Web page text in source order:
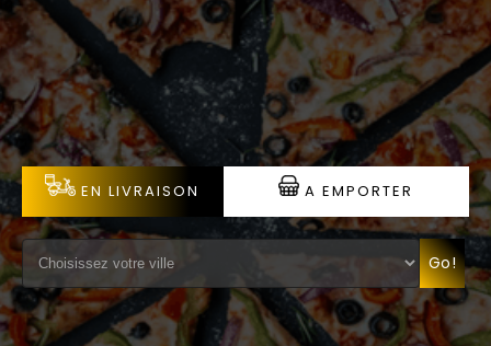
ACCUEIL
LA CARTE
VOTRE COMPTE
NOTRE RESTAURANT
VOS AVIS
MENTIONS LÉGALES
C.G.V
EN LIVRAISON A EMPORTER
Go!